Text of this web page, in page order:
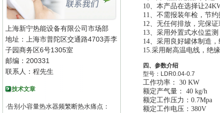
上海新宁热能设备有限公司市场部
地址：上海市普陀区交通路4703弄李
子园商务区6号1305室
邮编：200331
联系人：程先生
技术文章
·告别小容量热水器频繁断热水痛点：
10、本产品在选择让
11、不需报装年检，节
12、无任何排放，完保证
13、 采用外置式水位监
14、采用良好罐体制造
15.采用耐高温电线，绝
四、参数介绍
型号： LDR0.04-0.7
工作功率： 30 KW
额定产气量： 40 kg/h
额定工作压力：0.7Mpa
额定工作电压：380V